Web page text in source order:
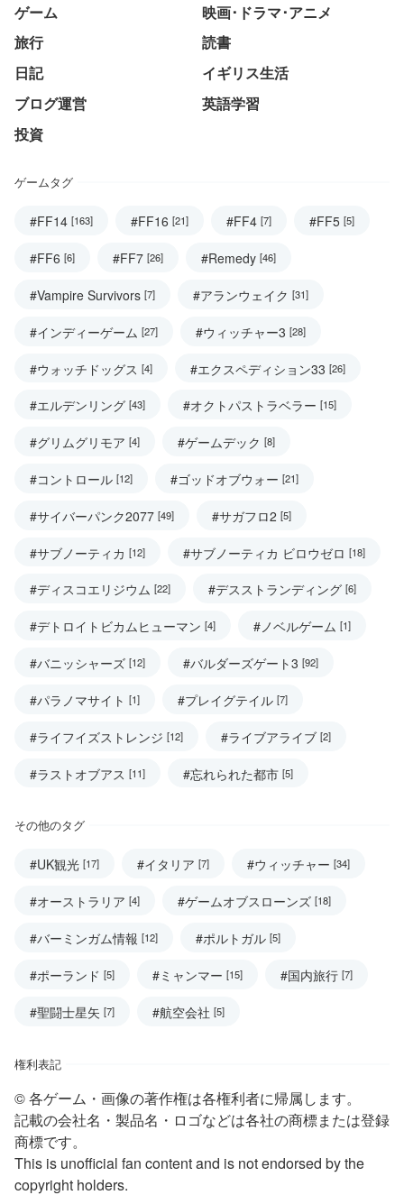
ゲーム
映画･ドラマ･アニメ
旅行
読書
日記
イギリス生活
ブログ運営
英語学習
投資
ゲームタグ
#FF14 [163] #FF16 [21] #FF4 [7] #FF5 [5]
#FF6 [6] #FF7 [26] #Remedy [46]
#Vampire Survivors [7] #アランウェイク [31]
#インディーゲーム [27] #ウィッチャー3 [28]
#ウォッチドッグス [4] #エクスペディション33 [26]
#エルデンリング [43] #オクトパストラベラー [15]
#グリムグリモア [4] #ゲームデック [8]
#コントロール [12] #ゴッドオブウォー [21]
#サイバーパンク2077 [49] #サガフロ2 [5]
#サブノーティカ [12] #サブノーティカ ビロウゼロ [18]
#ディスコエリジウム [22] #デスストランディング [6]
#デトロイトビカムヒューマン [4] #ノベルゲーム [1]
#バニッシャーズ [12] #バルダーズゲート3 [92]
#パラノマサイト [1] #プレイグテイル [7]
#ライフイズストレンジ [12] #ライブアライブ [2]
#ラストオブアス [11] #忘れられた都市 [5]
その他のタグ
#UK観光 [17] #イタリア [7] #ウィッチャー [34]
#オーストラリア [4] #ゲームオブスローンズ [18]
#バーミンガム情報 [12] #ポルトガル [5]
#ポーランド [5] #ミャンマー [15] #国内旅行 [7]
#聖闘士星矢 [7] #航空会社 [5]
権利表記
© 各ゲーム・画像の著作権は各権利者に帰属します。
記載の会社名・製品名・ロゴなどは各社の商標または登録
商標です。
This is unofficial fan content and is not endorsed by the
copyright holders.